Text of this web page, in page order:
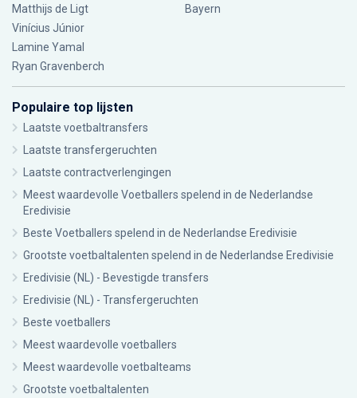
Matthijs de Ligt
Vinícius Júnior
Lamine Yamal
Ryan Gravenberch
Bayern
Populaire top lijsten
Laatste voetbaltransfers
Laatste transfergeruchten
Laatste contractverlengingen
Meest waardevolle Voetballers spelend in de Nederlandse
Eredivisie
Beste Voetballers spelend in de Nederlandse Eredivisie
Grootste voetbaltalenten spelend in de Nederlandse Eredivisie
Eredivisie (NL) - Bevestigde transfers
Eredivisie (NL) - Transfergeruchten
Beste voetballers
Meest waardevolle voetballers
Meest waardevolle voetbalteams
Grootste voetbaltalenten